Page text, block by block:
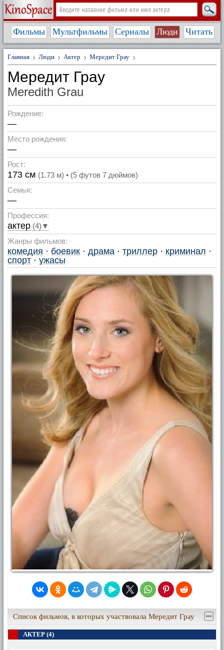
Фильмы Мультфильмы Сериалы Люди Читать
Главная Люди Актер Мередит Грау
Мередит Грау
Meredith Grau
Рождение:
—
Место рождения:
—
Рост:
173 см (1.73 м) • (5 футов 7 дюймов)
Семья:
—
Профессия:
актер (4)▼
Жанры фильмов:
комедия · боевик · драма · триллер · криминал ·
спорт · ужасы
Список фильмов, в которых участвовала Мередит Грау
АКТЕР (4)